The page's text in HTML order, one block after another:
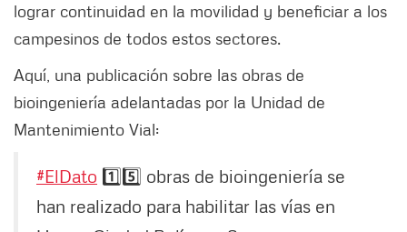
lograr continuidad en la movilidad y beneficiar a los
campesinos de todos estos sectores.
Aquí, una publicación sobre las obras de
bioingeniería adelantadas por la Unidad de
Mantenimiento Vial:
#ElDato 1️⃣5️⃣ obras de bioingeniería se
han realizado para habilitar las vías en